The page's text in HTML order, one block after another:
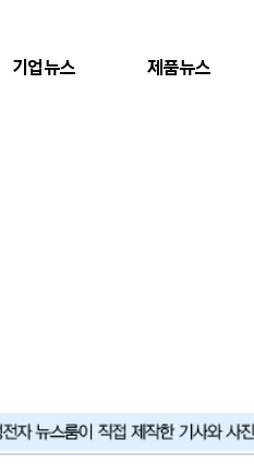
기업뉴스 제품뉴스